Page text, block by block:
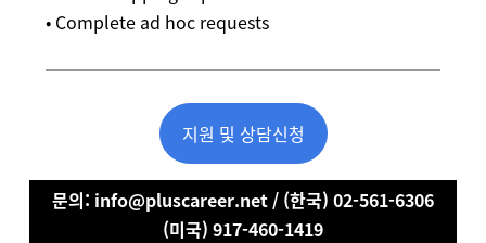
• Complete ad hoc requests
지원 및 상담신청
문의: info@pluscareer.net / (한국) 02-561-6306
(미국) 917-460-1419